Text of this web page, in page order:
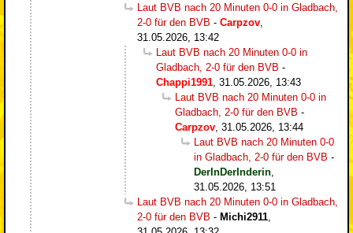
Laut BVB nach 20 Minuten 0-0 in Gladbach,
2-0 für den BVB - Carpzov
31.05.2026, 13:42
Laut BVB nach 20 Minuten 0-0 in
Gladbach, 2-0 für den BVB -
Chappi1991 31.05.2026, 13:43
Laut BVB nach 20 Minuten 0-0 in
Gladbach, 2-0 für den BVB -
Carpzov 31.05.2026, 13:44
Laut BVB nach 20 Minuten 0-0
in Gladbach, 2-0 für den BVB -
DerInDerInderin
31.05.2026, 13:51
Laut BVB nach 20 Minuten 0-0 in Gladbach,
2-0 für den BVB - Michi2911